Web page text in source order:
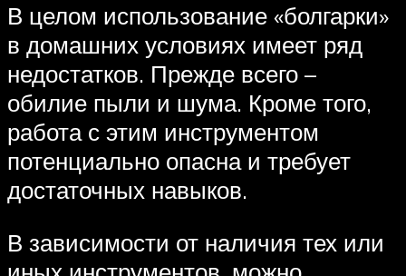
В целом использование «болгарки»
в домашних условиях имеет ряд
недостатков. Прежде всего –
обилие пыли и шума. Кроме того,
работа с этим инструментом
потенциально опасна и требует
достаточных навыков.
В зависимости от наличия тех или